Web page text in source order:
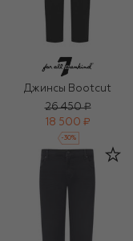
Джинсы Bootcut
26 450 ₽
18 500 ₽
-30%